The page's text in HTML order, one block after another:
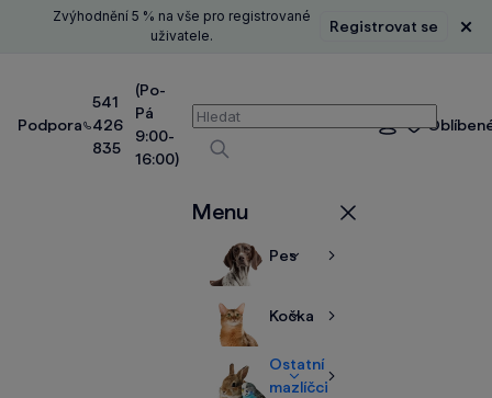
Zvýhodnění 5 % na vše pro registrované
uživatele.
Registrovat se
Podpora
541
426
835
(Po-
Pá
9:00-
16:00)
Vyhledávání
Vyhledávat
Přihlášení
Menu
PesZobrazitZobrazit
Kočka
ZobrazitZobrazit
Ostatní
mazlíčci
ZobrazitZobrazit